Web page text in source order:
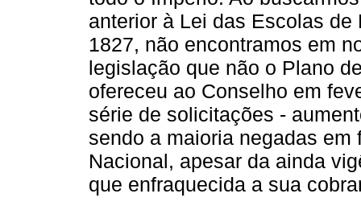
anterior à Lei das Escolas
1827, não encontramos em
legislação que não o Plano
ofereceu ao Conselho em
série de solicitações -
sendo a maioria negadas em
Nacional, apesar da ainda
que enfraquecida a sua